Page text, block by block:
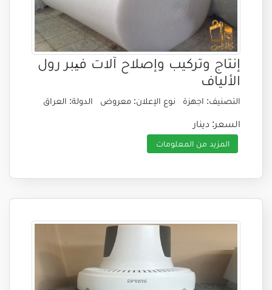
إنتاج وتركيب وإصلاح آلات فیبر رول
الألياف
التصنيف: اجهزة نوع الإعلان: معروض الدولة: العراق
السعر: دينار
المزيد من المعلومات